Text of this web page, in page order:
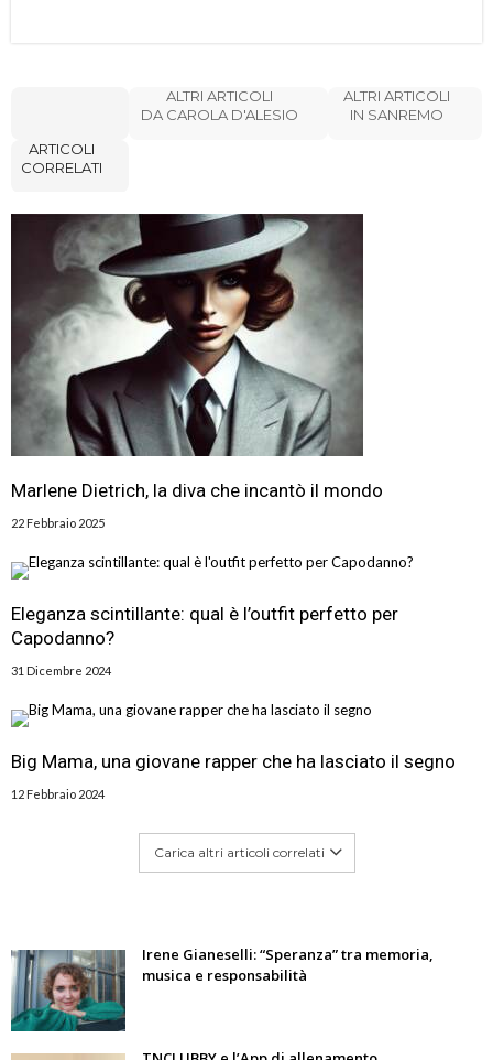
ARTICOLI
CORRELATI
ALTRI ARTICOLI
DA CAROLA D'ALESIO
ALTRI ARTICOLI
IN SANREMO
Marlene Dietrich, la diva che incantò il mondo
22 Febbraio 2025
Eleganza scintillante: qual è l’outfit perfetto per
Capodanno?
31 Dicembre 2024
Big Mama, una giovane rapper che ha lasciato il segno
12 Febbraio 2024
Carica altri articoli correlati
Irene Gianeselli: “Speranza” tra memoria,
musica e responsabilità